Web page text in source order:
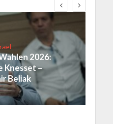
2026:
Knesset –
Beliak